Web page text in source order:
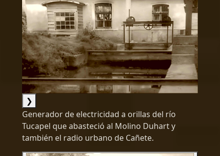
❯
Generador de electricidad a orillas del río
Tucapel que abasteció al Molino Duhart y
también el radio urbano de Cañete.